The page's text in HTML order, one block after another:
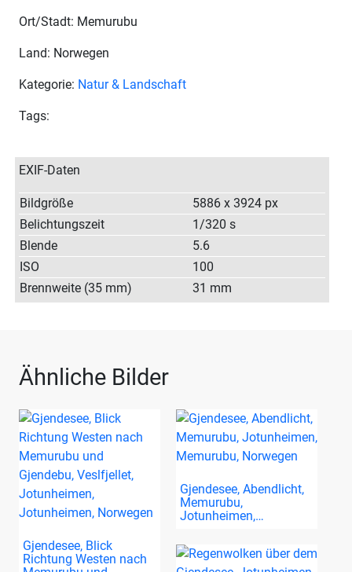
Ort/Stadt: Memurubu
Land: Norwegen
Kategorie: Natur & Landschaft
Tags:
EXIF-Daten
Bildgröße
5886 x 3924 px
Belichtungszeit
1/320 s
Blende
5.6
ISO
100
Brennweite (35 mm)
31 mm
Ähnliche Bilder
Gjendesee, Blick
Richtung Westen nach
Gjendesee, Abendlicht,
Memurubu,
Jotunheimen,…